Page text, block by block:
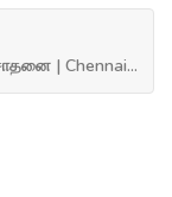
| Chennai...